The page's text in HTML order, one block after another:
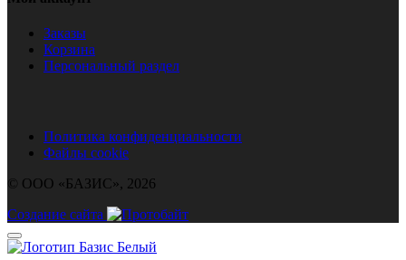
Заказы
Корзина
Персональный раздел
Политика конфиденциальности
Файлы cookie
© ООО «БАЗИС», 2026
Создание сайта